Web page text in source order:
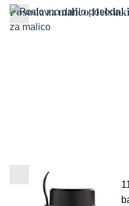
Posoda za malico Helsinki
Posoda za malico Bogota